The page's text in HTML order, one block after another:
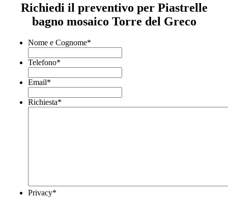
Richiedi il preventivo per Piastrelle
bagno mosaico Torre del Greco
Nome e Cognome*
Telefono*
Email*
Richiesta*
Privacy*